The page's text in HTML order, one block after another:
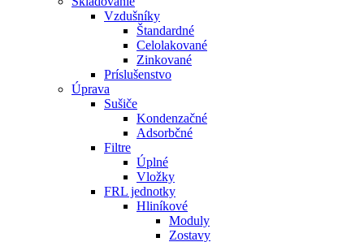
Vzdušníky
Štandardné
Celolakované
Zinkované
Príslušenstvo
Úprava
Sušiče
Kondenzačné
Adsorbčné
Filtre
Úplné
Vložky
FRL jednotky
Hliníkové
Moduly
Zostavy